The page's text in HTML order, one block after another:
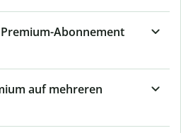
Abonnement
auf mehreren